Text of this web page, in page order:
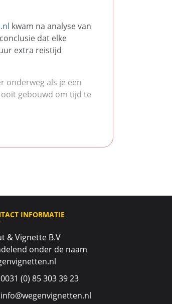
kwam na analyse van
dat elke
extra reistijd
onderweg als je een
gebouwd om tijd te
INFORMATIE
& Vignette B.V
onder de naam
0031 (0) 85 303 39 23
info@wegenvignetten.nl